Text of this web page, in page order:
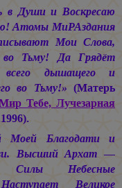
в Души и Воскресаю
Атомы МиРАздания
Мои Слова,
Тьму! Да Грядёт
всего дышащего и
во Тьму!» (Матерь
Тебе, Лучезарная
Моей Благодати и
Высший Архат —
Небесные
Великое